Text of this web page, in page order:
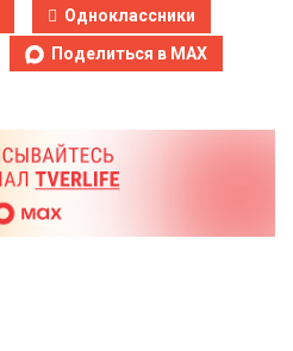
Одноклассники
Поделиться в MAX